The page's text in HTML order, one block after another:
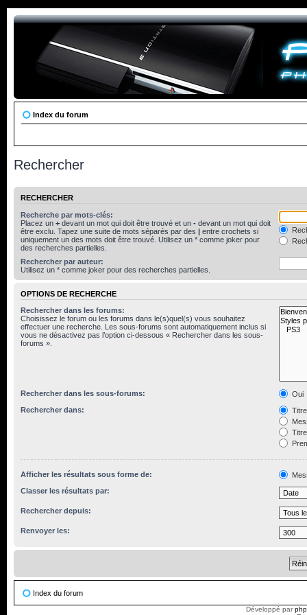
Index du forum
Rechercher
RECHERCHER
Recherche par mots-clés:
Placez un + devant un mot qui doit être trouvé et un - devant un mot qui doit
être exclu. Tapez une suite de mots séparés par des | entre crochets si
uniquement un des mots doit être trouvé. Utilisez un * comme joker pour
des recherches partielles.
Rechercher par auteur:
Utilisez un * comme joker pour des recherches partielles.
OPTIONS DE RECHERCHE
Rechercher dans les forums:
Choisissez le forum ou les forums dans le(s)quel(s) vous souhaitez
effectuer une recherche. Les sous-forums sont automatiquement inclus si
vous ne désactivez pas l’option ci-dessous « Rechercher dans les sous-
forums ».
Rechercher dans les sous-forums:
Oui
Rechercher dans:
Afficher les résultats sous forme de:
Classer les résultats par:
Rechercher depuis:
Renvoyer les:
Index du forum
Développé par